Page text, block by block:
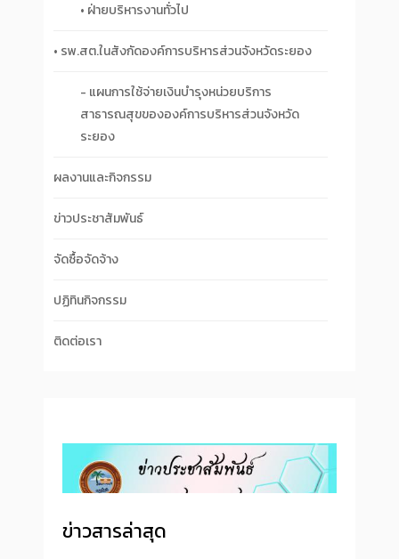
• ฝ่ายบริหารงานทั่วไป
• รพ.สต.ในสังกัดองค์การบริหารส่วนจังหวัดระยอง
- แผนการใช้จ่ายเงินบำรุงหน่วยบริการ
สาธารณสุขขององค์การบริหารส่วนจังหวัด
ระยอง
ผลงานและกิจกรรม
ข่าวประชาสัมพันธ์
จัดซื้อจัดจ้าง
ปฏิทินกิจกรรม
ติดต่อเรา
ข่าวสารล่าสุด